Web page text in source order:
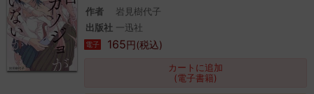
作者
岩見樹代子
出版社
一迅社
電子 165円(税込)
カートに追加
(電子書籍)